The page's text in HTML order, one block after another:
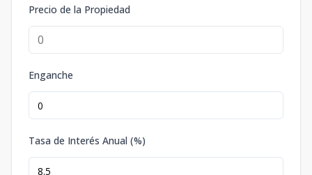
Precio de la Propiedad
Enganche
Tasa de Interés Anual (%)